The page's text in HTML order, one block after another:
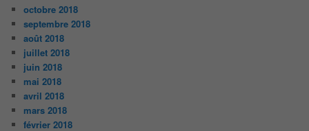
octobre 2018
septembre 2018
août 2018
juillet 2018
juin 2018
mai 2018
avril 2018
mars 2018
février 2018